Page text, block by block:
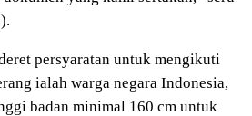
persyaratan untuk mengikuti
ialah warga negara Indonesia,
badan minimal 160 cm untuk